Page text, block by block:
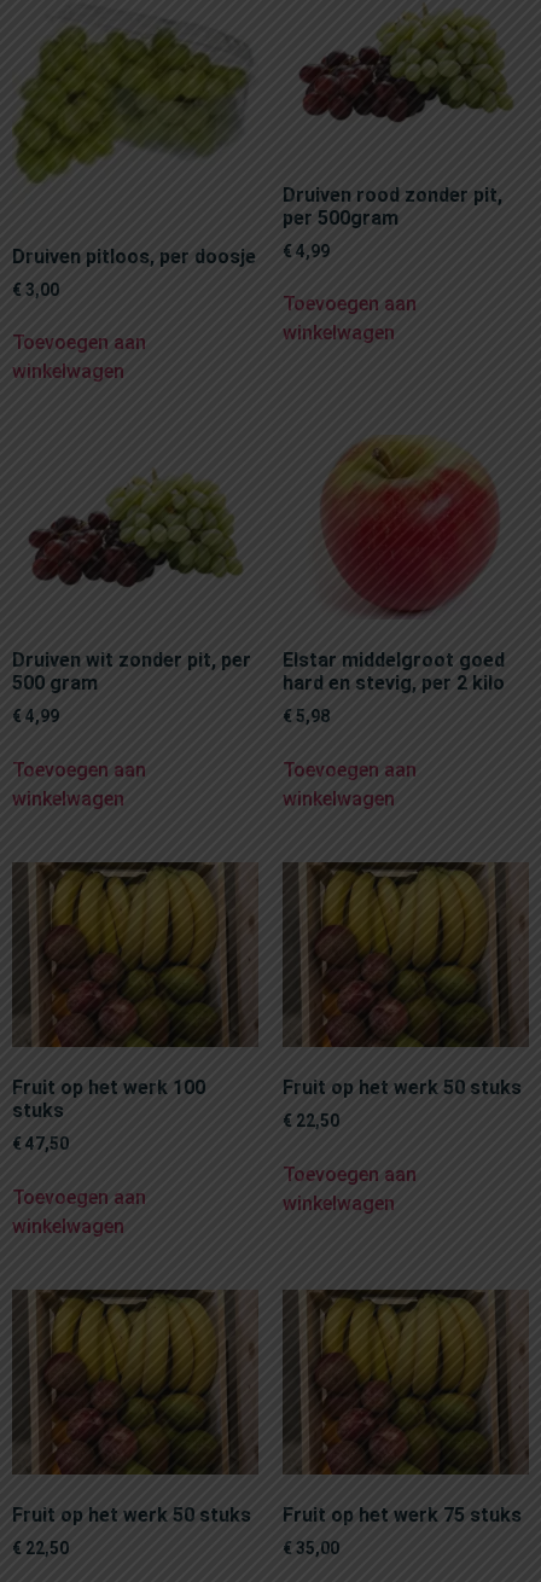
Druiven pitloos, per doosje
€ 3,00
Toevoegen aan
winkelwagen
Druiven rood zonder pit,
per 500gram
€ 4,99
Toevoegen aan
winkelwagen
Druiven wit zonder pit, per
500 gram
€ 4,99
Toevoegen aan
winkelwagen
Elstar middelgroot goed
hard en stevig, per 2 kilo
€5,98
Toevoegen aan
winkelwagen
Fruit op het werk 100
stuks
€47,50
Toevoegen aan
winkelwagen
Fruit op het werk 50 stuks
€ 22,50
Toevoegen aan
winkelwagen
Fruit op het werk 50 stuks
€ 22,50
Fruit op het werk 75 stuks
€ 35,00